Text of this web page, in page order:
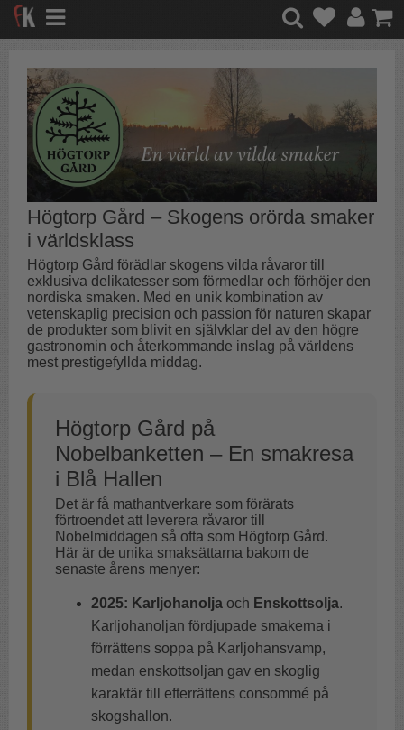
Högtorp Gård – Skogens orörda smaker
i världsklass
Högtorp Gård förädlar skogens vilda råvaror till
exklusiva delikatesser som förmedlar och förhöjer den
nordiska smaken. Med en unik kombination av
vetenskaplig precision och passion för naturen skapar
de produkter som blivit en självklar del av den högre
gastronomin och återkommande inslag på världens
mest prestigefyllda middag.
Högtorp Gård på
Nobelbanketten – En smakresa
i Blå Hallen
Det är få mathantverkare som förärats
förtroendet att leverera råvaror till
Nobelmiddagen så ofta som Högtorp Gård.
Här är de unika smaksättarna bakom de
senaste årens menyer:
2025: Karljohanolja och Enskottsolja.
Karljohanoljan fördjupade smakerna i
förrättens soppa på Karljohansvamp,
medan enskottsoljan gav en skoglig
karaktär till efterrättens consommé på
skogshallon.